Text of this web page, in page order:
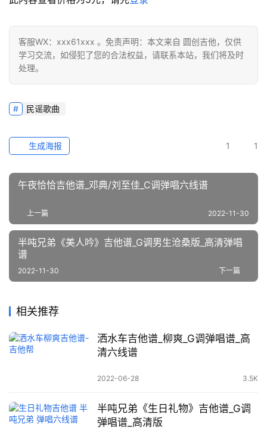
客服WX：xxx61xxx 。免责声明：本文来自 圆创吉他，仅供
学习交流，如侵犯了您的合法权益，请联系本站，我们将及时
处理。
民谣歌曲
1 1
生成海报
午夜恰恰吉他谱_邓典/刘至佳_C调弹唱六线谱
上一篇 2022-11-30
半吨兄弟《美人吟》吉他谱_G调男生沧桑版_高清弹唱
谱
下一篇
2022-11-30
相关推荐
洒水车吉他谱_柳爽_G调弹唱谱_高
清六线谱
2022-06-28 3.5K
半吨兄弟《生日礼物》吉他谱_G调
弹唱谱_高清版